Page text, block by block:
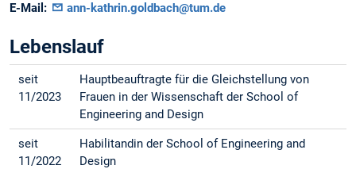
E-Mail:
ann-kathrin.goldbach@tum.de
Lebenslauf
seit
11/2023
Hauptbeauftragte für die Gleichstellung von
Frauen in der Wissenschaft der School of
Engineering and Design
seit
11/2022
Habilitandin der School of Engineering and
Design